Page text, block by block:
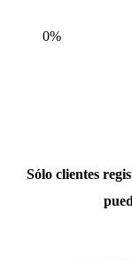
0%
Sólo clientes